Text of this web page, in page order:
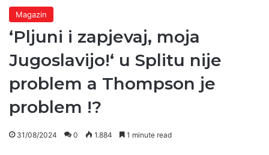
Magazin
‘Pljuni i zapjevaj, moja
Jugoslavijo!‘ u Splitu nije
problem a Thompson je
problem !?
31/08/2024 0 1.884 1 minute read